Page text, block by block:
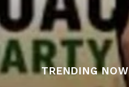
TRENDING NOW